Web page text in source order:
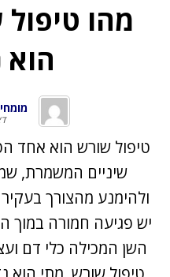
מהו
הוא
טיפול שורש הוא אחד
שיניים המשמרת,
ולהימנע מהצורך
יש פגיעה חמורה
השן המכילה כלי דם